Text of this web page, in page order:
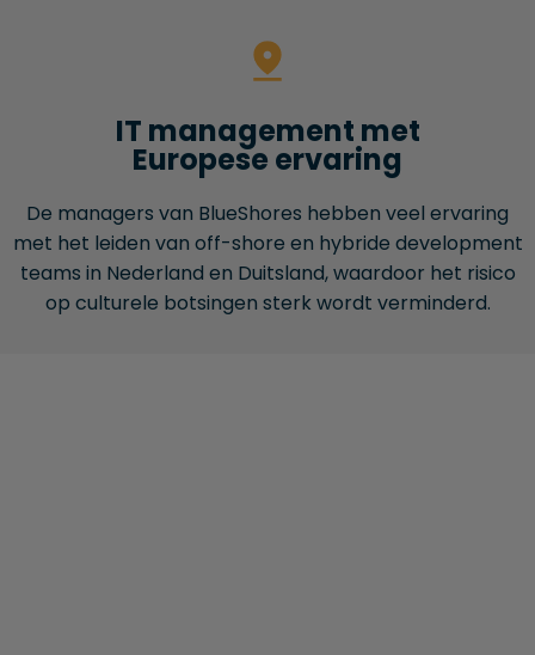
IT management met
Europese ervaring
De managers van BlueShores hebben veel ervaring
met het leiden van off-shore en hybride development
teams in Nederland en Duitsland, waardoor het risico
op culturele botsingen sterk wordt verminderd.